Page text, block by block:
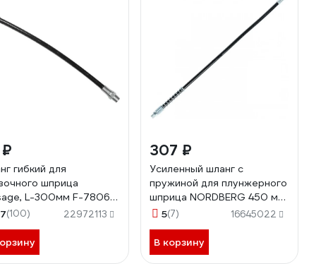
гибкий для
шприца
L-300мм F-78067
F-78067(51256)
(100) 22972113
307 ₽
Усиленный шланг с
пружиной для плунжерного
шприца NORDBERG 450 мм
NO9318
5(7) 16645022
В корзину